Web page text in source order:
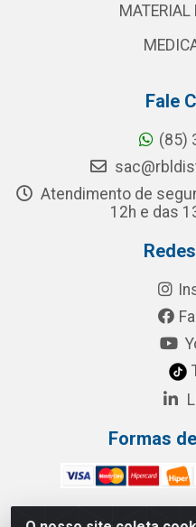
MATERIAL
Fale
(85)
Atendimento de
12h e das
Formas